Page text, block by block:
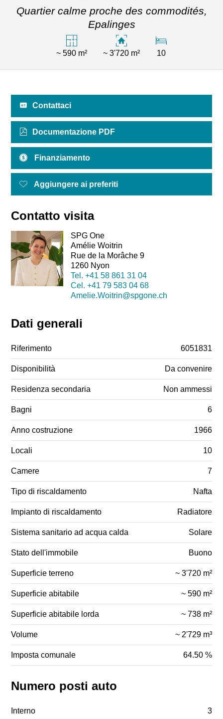
Quartier calme proche des commodités,
Epalinges
~ 590 m² ~ 3'720 m² 10
Contattaci
Documentazione PDF
Finanziamento
Aggiungere ai preferiti
Contatto visita
SPG One
Amélie Woitrin
Rue de la Morâche 9
1260 Nyon
Tel. +41 58 861 31 04
Cel. +41 79 583 04 68
Amelie.Woitrin@spgone.ch
Dati generali
Riferimento 6051831
Disponibilità Da convenire
Residenza secondaria Non ammessi
Bagni 6
Anno costruzione 1966
Locali 10
Camere 7
Tipo di riscaldamento Nafta
Impianto di riscaldamento Radiatore
Sistema sanitario ad acqua calda Solare
Stato dell'immobile Buono
Superficie terreno ~ 3'720 m²
Superficie abitabile ~ 590 m²
Superficie abitabile lorda ~ 738 m²
Volume ~ 2'729 m³
Imposta comunale 64.50 %
Numero posti auto
Interno 3